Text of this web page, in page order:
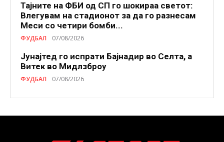
Тајните на ФБИ од СП го шокираа светот:
Влегувам на стадионот за да го разнесам
Меси со четири бомби...
ФУДБАЛ 07/08/2026
Јунајтед го испрати Бајнадир во Селта, а
Витек во Мидлзброу
ФУДБАЛ 07/08/2026